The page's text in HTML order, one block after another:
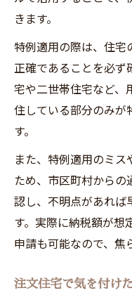
きます。
特例適用の際は、住宅
正確であることを必ず
宅や二世帯住宅など、
住している部分のみが
す。
また、特例適用のミ
ため、市区町村から
認し、不明点があれば
す。実際に納税額が想
申請も可能なので、焦
注文住宅で気を付け